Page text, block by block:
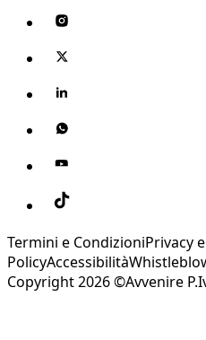
Termini e CondizioniPrivacy
PolicyAccessibilità
Copyright 2026 ©Avvenire